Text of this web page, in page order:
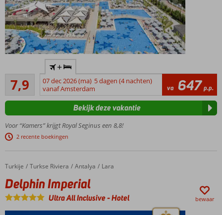
Geweldig
familiehotel
aan het
strand
Aquapark
Diverse
en bars
Ruime
7,9
Goed
138
beoordelingen
+
07 dec 2026 (ma) 5 dagen (4 nachten)
vanaf Amsterdam
va 647 p.p.
Voor “Kamers” krijgt Royal Seginus een 8,8!
2 recente boekingen
Bekijk deze vakantie
Home
Turkije Turkse Riviera Antalya Lara
Delphin Imperial
Delphin Imperial
Ultra All Inclusive-Hotel bewaar